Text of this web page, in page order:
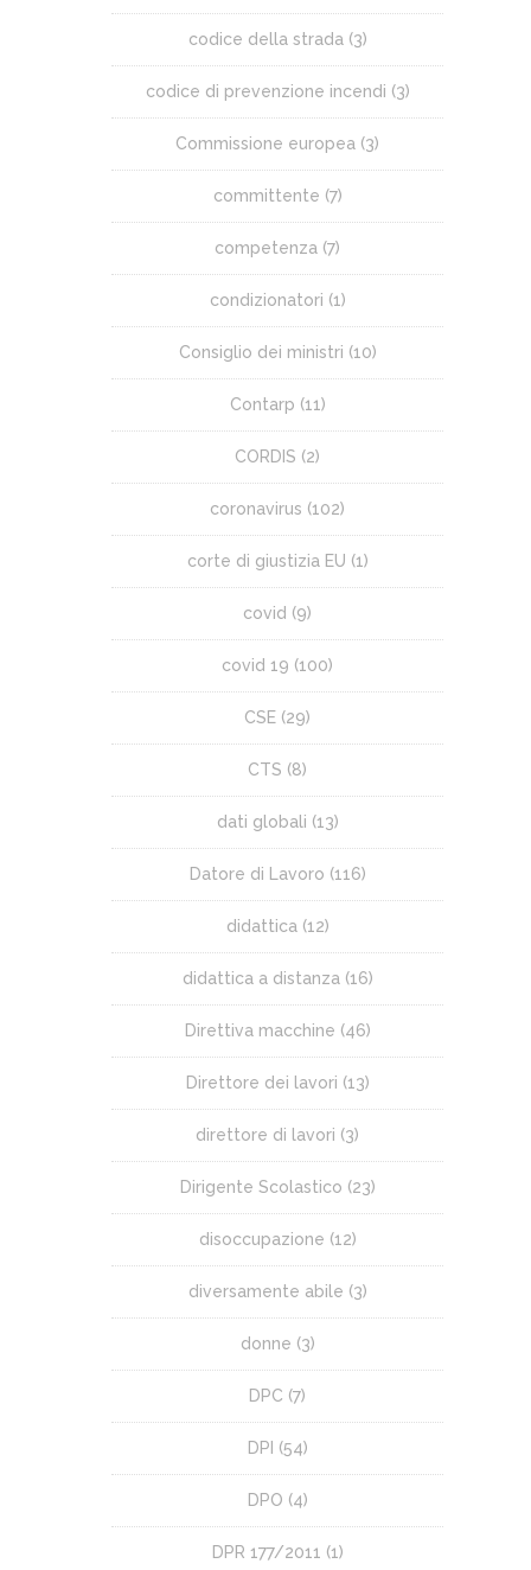
codice della strada (3)
codice di prevenzione incendi (3)
Commissione europea (3)
committente (7)
competenza (7)
condizionatori (1)
Consiglio dei ministri (10)
Contarp (11)
CORDIS (2)
coronavirus (102)
corte di giustizia EU (1)
covid (9)
covid 19 (100)
CSE (29)
CTS (8)
dati globali (13)
Datore di Lavoro (116)
didattica (12)
didattica a distanza (16)
Direttiva macchine (46)
Direttore dei lavori (13)
direttore di lavori (3)
Dirigente Scolastico (23)
disoccupazione (12)
diversamente abile (3)
donne (3)
DPC (7)
DPI (54)
DPO (4)
DPR 177/2011 (1)